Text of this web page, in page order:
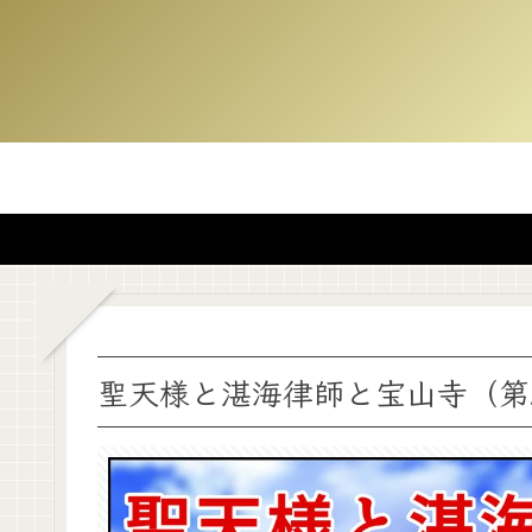
聖天様と湛海律師と宝山寺（